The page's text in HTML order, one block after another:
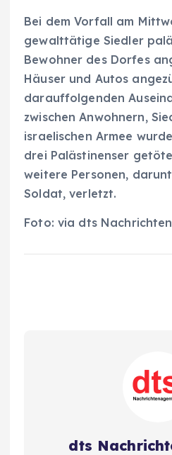
Bei dem Vorfall am
gewalttätige Siedler
Bewohner des Dorfes
Häuser und Autos
darauffolgenden
zwischen Anwohnern,
israelischen Armee
drei Palästinenser
weitere Personen,
Soldat, verletzt.
Foto: via dts
dts